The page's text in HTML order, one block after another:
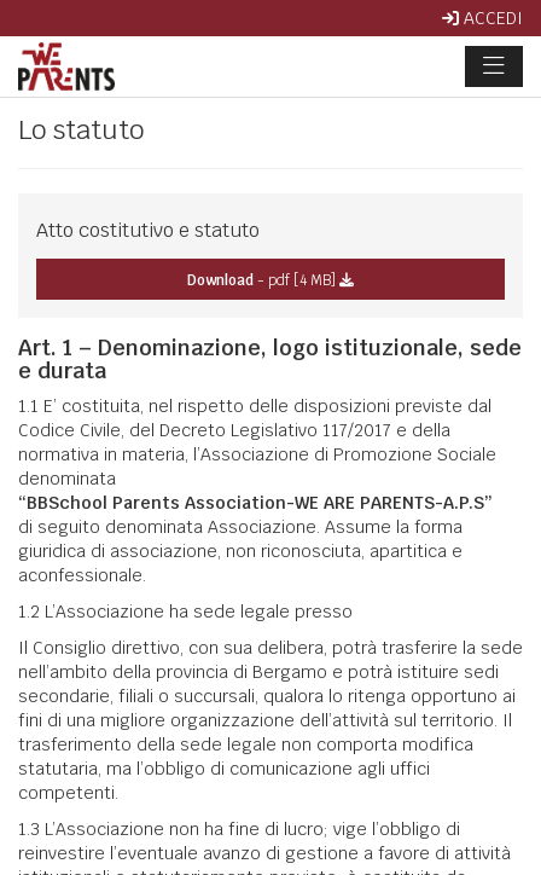
ACCEDI
Lo statuto
Atto costitutivo e statuto
Download - pdf [4 MB]
Art. 1 – Denominazione, logo istituzionale, sede
e durata
1.1 E’ costituita, nel rispetto delle disposizioni previste dal
Codice Civile, del Decreto Legislativo 117/2017 e della
normativa in materia, l’Associazione di Promozione Sociale
denominata
“BBSchool Parents Association-WE ARE PARENTS-A.P.S”
di seguito denominata Associazione. Assume la forma
giuridica di associazione, non riconosciuta, apartitica e
aconfessionale.
1.2 L’Associazione ha sede legale presso
Il Consiglio direttivo, con sua delibera, potrà trasferire la sede
nell’ambito della provincia di Bergamo e potrà istituire sedi
secondarie, filiali o succursali, qualora lo ritenga opportuno ai
fini di una migliore organizzazione dell’attività sul territorio. Il
trasferimento della sede legale non comporta modifica
statutaria, ma l’obbligo di comunicazione agli uffici
competenti.
1.3 L’Associazione non ha fine di lucro; vige l’obbligo di
reinvestire l’eventuale avanzo di gestione a favore di attività